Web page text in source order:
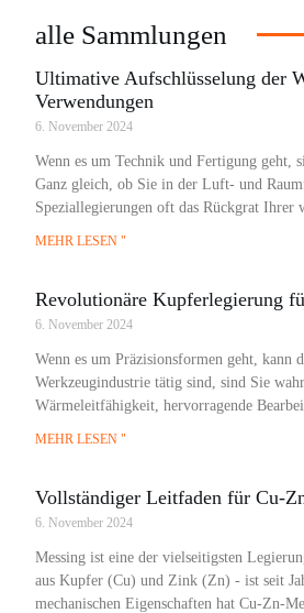
alle Sammlungen
Ultimative Aufschlüsselung der
Verwendungen
6. November 2024
Wenn es um Technik und Fertigung geht,
Ganz gleich, ob Sie in der Luft- und
Speziallegierungen oft das Rückgrat Ihrer
MEHR LESEN "
Revolutionäre Kupferlegierung
6. November 2024
Wenn es um Präzisionsformen geht, kann
Werkzeugindustrie tätig sind, sind Sie
Wärmeleitfähigkeit, hervorragende
MEHR LESEN "
Vollständiger Leitfaden für Cu-
6. November 2024
Messing ist eine der vielseitigsten
aus Kupfer (Cu) und Zink (Zn) - ist seit
mechanischen Eigenschaften hat Cu-Zn-